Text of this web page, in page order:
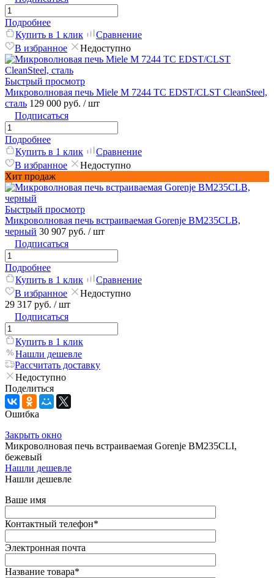
Подробнее
Купить в 1 клик
Сравнение
В избранное
Недоступно
Быстрый просмотр
Микроволновая печь Miele M 7244 TC EDST/CLST CleanSteel,
сталь 129 000 руб. / шт
Подписаться
Подробнее
Купить в 1 клик
Сравнение
В избранное
Недоступно
Хит продаж
Быстрый просмотр
Микроволновая печь встраиваемая Gorenje BM235CLB,
черный 30 907 руб. / шт
Подписаться
Подробнее
Купить в 1 клик
Сравнение
В избранное
Недоступно
29 317 руб. / шт
Подписаться
Купить в 1 клик
Нашли дешевле
Рассчитать доставку
Недоступно
Поделиться
Ошибка
Закрыть окно
Микроволновая печь встраиваемая Gorenje BM235CLI,
бежевый
Нашли дешевле
Нашли дешевле
Ваше имя
Контактный телефон*
Электронная почта
Название товара*